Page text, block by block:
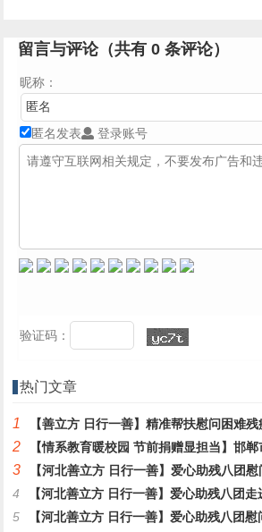
留言与评论（共有0 条评论）
昵称：
匿名发表 登录账号
验证码：
热门文章
1 【善立方 日行一善】精准帮扶慰问困难
2 【情系教育暖校园 节前捐赠显担当】邯
3
【河北善立方 日行一善】爱心助残八团
4
【河北善立方 日行一善】爱心助残八团走进
5
【河北善立方 日行一善】爱心助残八团